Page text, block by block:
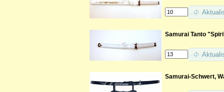
Samurai Tanto
Samurai-Schwert,